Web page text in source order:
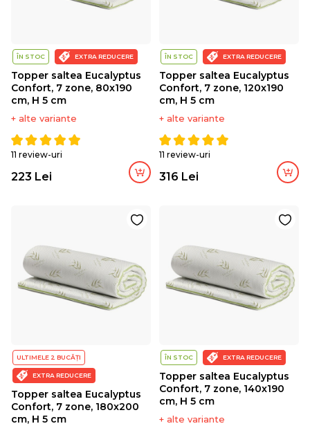
ÎN STOC EXTRA REDUCERE
Topper saltea Eucalyptus
Confort, 7 zone, 80x190
cm, H 5 cm
+ alte variante
11 review-uri
223 Lei
ÎN STOC EXTRA REDUCERE
Topper saltea Eucalyptus
Confort, 7 zone, 120x190
cm, H 5 cm
+ alte variante
11 review-uri
316 Lei
ULTIMELE 2 BUCĂȚI
EXTRA REDUCERE
Topper saltea Eucalyptus
Confort, 7 zone, 180x200
cm, H 5 cm
ÎN STOC EXTRA REDUCERE
Topper saltea Eucalyptus
Confort, 7 zone, 140x190
cm, H 5 cm
+ alte variante